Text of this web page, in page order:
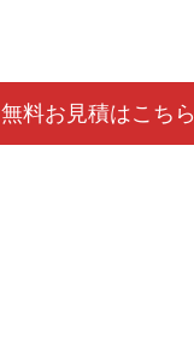
無料お見積はこちら